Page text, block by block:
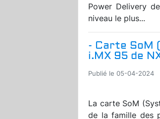
Power Delivery
niveau le plus...
- Carte SoM
i.MX 95 de
Publié le 05-04-2024
La carte SoM
de la famille des